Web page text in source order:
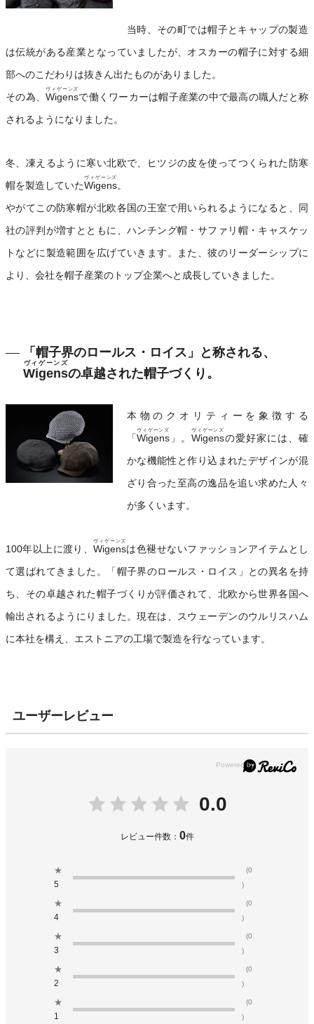
当時、その町では帽子とキャップの製造
は伝統がある産業となっていましたが、オスカーの帽子に対する細
部へのこだわりは抜きん出たものがありました。
その為、 Wigens
ヴィゲーンズ
で働くワーカーは帽子産業の中で最高の職人だと称
されるようになりました。
冬、凍えるように寒い北欧で、ヒツジの皮を使ってつくられた防寒
帽を製造していたWigens
ヴィゲーンズ
。
やがてこの防寒帽が北欧各国の王室で用いられるようになると、同
社の評判が増すとともに、ハンチング帽・サファリ帽・キャスケッ
トなどに製造範囲を広げていきます。また、彼のリーダーシップに
より、会社を帽子産業のトップ企業へと成長していきました。
「帽子界のロールス・ロイス」と称される、
Wigens
ヴィゲーンズ
の卓越された帽子づくり。
本物のクオリティーを象徴する
「Wigens
ヴィゲーンズ
」。 Wigens
ヴィゲーンズ
の愛好家には、確
かな機能性と作り込まれたデザインが混
ざり合った至高の逸品を追い求めた人々
が多くいます。
100年以上に渡り、 Wigens
ヴィゲーンズ
は色褪せないファッションアイテムとし
て選ばれてきました。「帽子界のロールス・ロイス」との異名を持
ち、その卓越された帽子づくりが評価されて、北欧から世界各国へ
輸出されるようにりました。現在は、スウェーデンのウルリスハム
に本社を構え、エストニアの工場で製造を行なっています。
ユーザーレビュー
0.0
レビュー件数： 0件
★
5
(0
)
★
4
(0
)
★
3
(0
)
★
2
(0
)
★
1
(0
)